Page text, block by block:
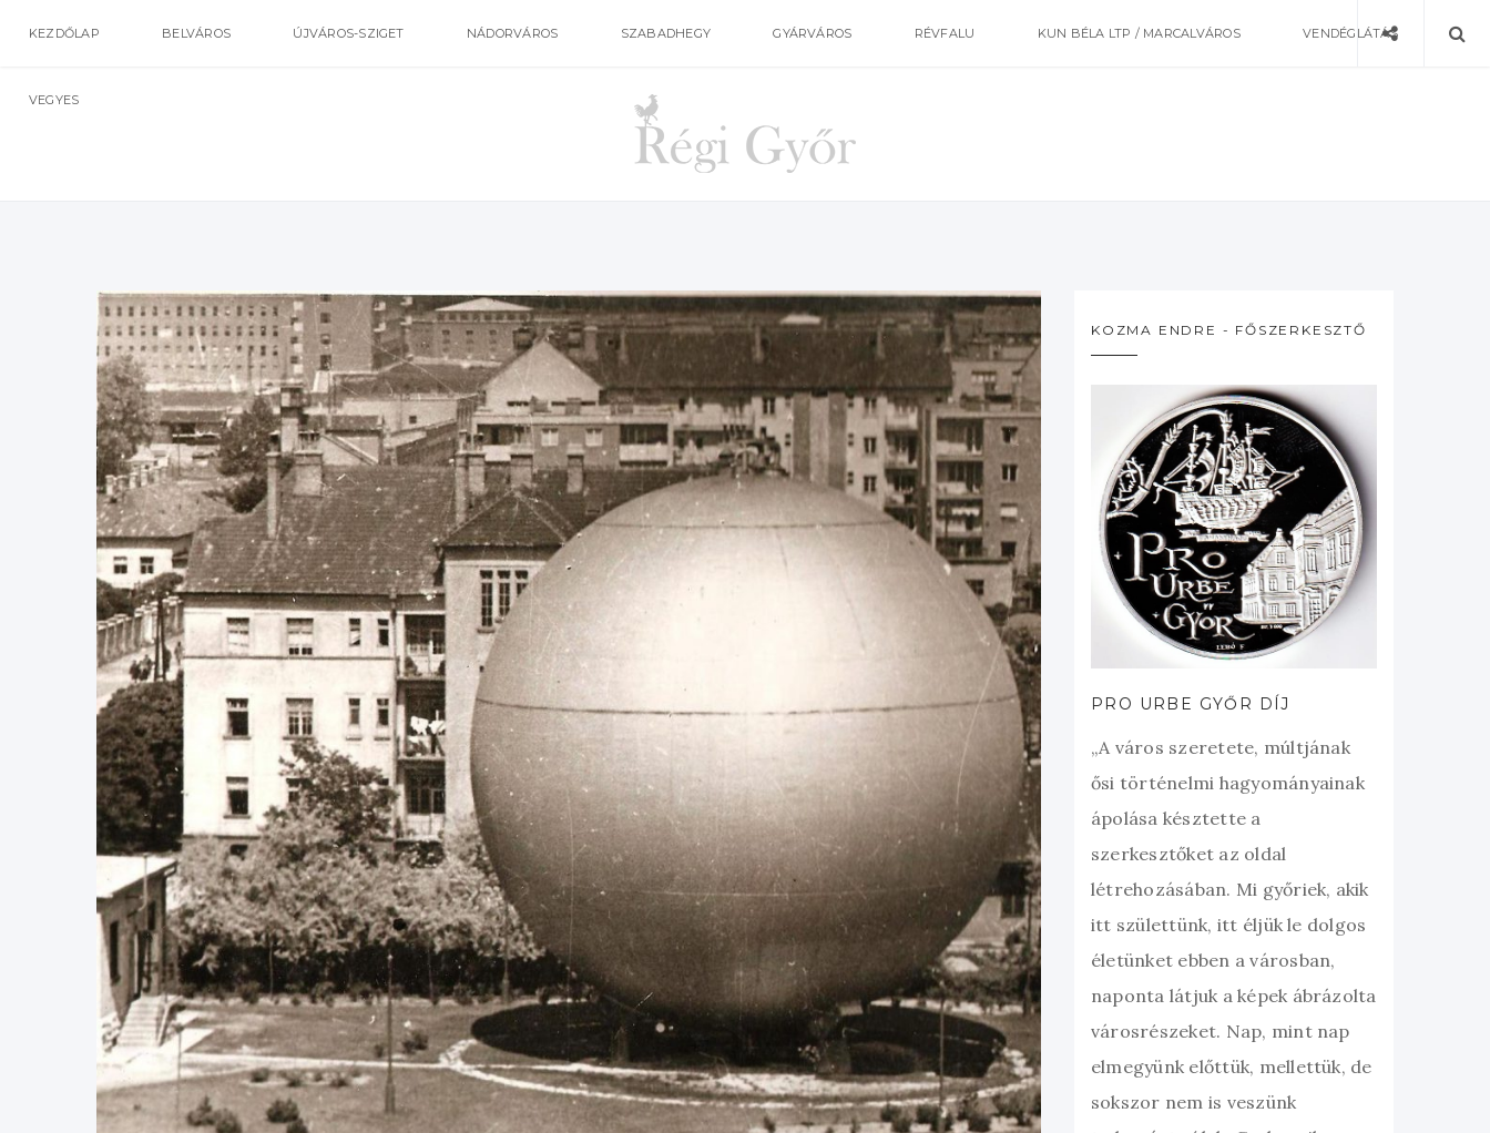
KEZDŐLAP BELVÁROS ÚJVÁROS-SZIGET NÁDORVÁROS SZABADHEGY GYÁRVÁROS RÉVFALU KUN BÉLA LTP / MARCALVÁROS VENDÉGLÁTÁS
VEGYES
KOZMA ENDRE - FŐSZERKESZTŐ
PRO URBE GYŐR DÍJ
„A város szeretete, múltjának
ősi történelmi hagyományainak
ápolása késztette a
szerkesztőket az oldal
létrehozásában. Mi győriek, akik
itt születtünk, itt éljük le dolgos
életünket ebben a városban,
naponta látjuk a képek ábrázolta
városrészeket. Nap, mint nap
elmegyünk előttük, mellettük, de
sokszor nem is veszünk